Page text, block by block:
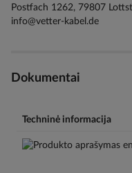
Postfach 1262, 79807
info@vetter-kabel.de
Dokumentai
Techninė informacija